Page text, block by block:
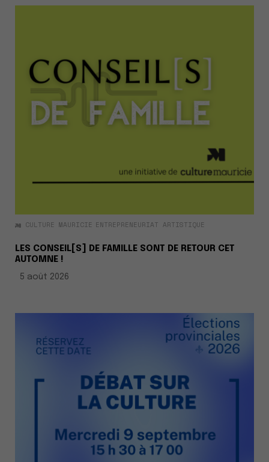
CULTURE MAURICIE ENTREPRENEURIAT ARTISTIQUE
LES CONSEIL[S] DE FAMILLE SONT DE RETOUR CET
AUTOMNE !
5 août 2026